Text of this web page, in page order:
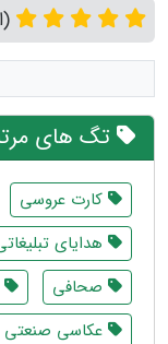
تگ های
کارت عروسی
هدایای
صحافی
عکاسی صنعتی